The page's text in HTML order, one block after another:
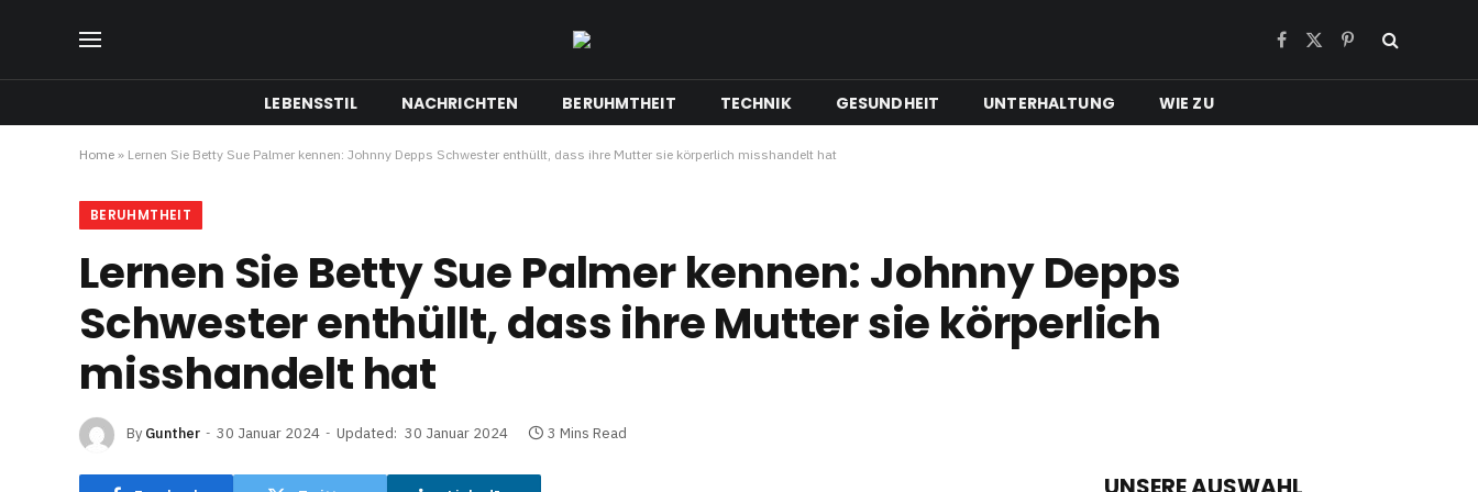
Facebook
X
Pinterest
LEBENSSTIL NACHRICHTEN BERUHMTHEIT TECHNIK GESUNDHEIT UNTERHALTUNG WIE ZU
Home » Lernen Sie Betty Sue Palmer kennen: Johnny Depps Schwester enthüllt, dass ihre Mutter sie körperlich misshandelt hat
BERUHMTHEIT
Lernen Sie Betty Sue Palmer kennen: Johnny Depps
Schwester enthüllt, dass ihre Mutter sie körperlich
misshandelt hat
By Gunther 30 Januar 2024 Updated: 30 Januar 2024 3 Mins Read